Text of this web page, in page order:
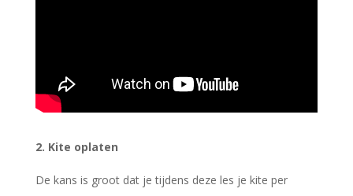
2. Kite oplaten
De kans is groot dat je tijdens deze les je kite per